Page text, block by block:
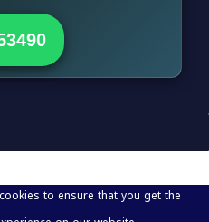
to ensure that you get the